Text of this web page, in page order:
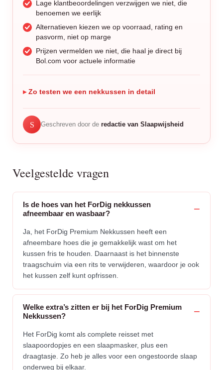
Lage klantbeoordelingen verzwijgen we niet, die
benoemen we eerlijk
Alternatieven kiezen we op voorraad, rating en
pasvorm, niet op marge
Prijzen vermelden we niet, die haal je direct bij
Bol.com voor actuele informatie
Zo testen we een nekkussen in detail
S Geschreven door deredactie van Slaapwijsheid
Veelgestelde vragen
Is de hoes van het ForDig nekkussen
afneembaar en wasbaar?
Ja, het ForDig Premium Nekkussen heeft een
afneembare hoes die je gemakkelijk wast om het
kussen fris te houden. Daarnaast is het binnenste
traagschuim via een rits te verwijderen, waardoor je ook
het kussen zelf kunt opfrissen.
Welke extra’s zitten er bij het ForDig Premium
Nekkussen?
Het ForDig komt als complete reisset met
slaapoordopjes en een slaapmasker, plus een
draagtasje. Zo heb je alles voor een ongestoorde slaap
onderweg bij elkaar.